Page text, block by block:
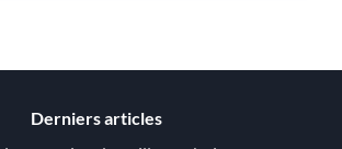
Derniers articles